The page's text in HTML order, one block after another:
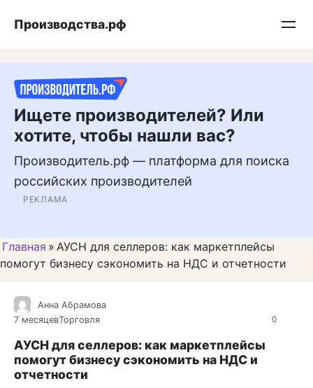
Подписывайтесь на нас в MAX
Производства.рф
Ищете производителей? Или
хотите, чтобы нашли вас?
Производитель.рф — платформа для поиска
российских производителей
РЕКЛАМА
Главная » АУСН для селлеров: как маркетплейсы
помогут бизнесу сэкономить на НДС и отчетности
0
Анна Абрамова
7 месяцевТорговля
АУСН для селлеров: как маркетплейсы
помогут бизнесу сэкономить на НДС и
отчетности